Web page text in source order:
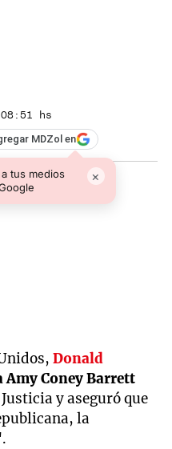
hs
MDZol en
tus medios
×
Donald
Amy Coney Barrett
y aseguró que
la